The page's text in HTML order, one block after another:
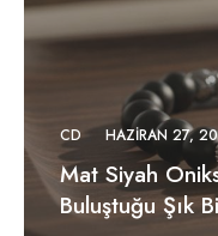
CD HAZIRAN 27,
Mat Siyah
Buluştuğu Şık